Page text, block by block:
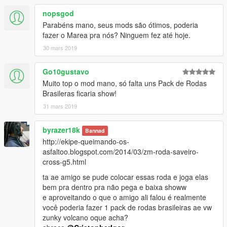
nopsgod
Parabéns mano, seus mods são ótimos, poderia
fazer o Marea pra nós? Ninguem fez até hoje.
30 mars 2019
Go10gustavo
Muito top o mod mano, só falta uns Pack de Rodas
Brasileras ficaria show!
31 mars 2019
byrazer18k Bannad
http://ekipe-queimando-os-
asfaltoo.blogspot.com/2014/03/zm-roda-saveiro-
cross-g5.html
ta ae amigo se pude colocar essas roda e joga elas
bem pra dentro pra não pega e baixa showw
e aproveitando o que o amigo ali falou é realmente
você poderia fazer 1 pack de rodas brasileiras ae vw
zunky volcano oque acha?